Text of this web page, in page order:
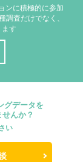
ンに積極的に参加
調査だけでなく、
ます
グデータを
んか？
い